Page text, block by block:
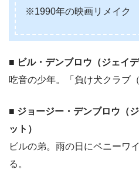
※1990年の映画リメイク
■ ビル・デンブロウ（ジェイ
吃音の少年。「負け犬クラブ
■ ジョージー・デンブロウ（
ット）
ビルの弟。雨の日にペニーワ
る。